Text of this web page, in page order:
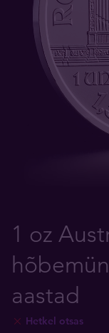
1 oz
aastad
Hetkel otsas